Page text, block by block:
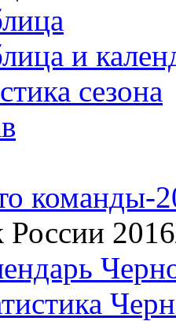
и
сезона
команды-
России